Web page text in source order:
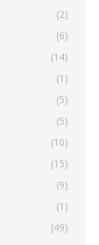
(2)
(6)
(14)
(1)
(5)
(5)
(10)
(15)
(9)
(1)
(49)